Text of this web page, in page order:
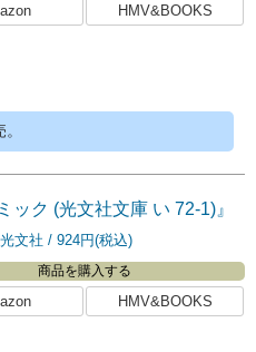
HMV&BOOKS
ック (光文社文庫 い 72-1)』
光文社 924円(税込)
商品を購入する
HMV&BOOKS